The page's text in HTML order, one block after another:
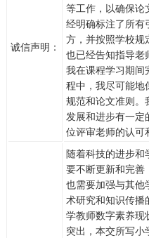
诚信声明：
等工作，以确保论
经明确标注了所有
方，并按照学校规
也已经告知指导老
我在课程学习期间
程中，我尽可能地
规范和论文准则。
发展和进步有一定
位评审老师的认可
随着科技的进步和
要不断更新和完善
也需要加强与其他
术研究和知识传播
学教师数字素养现
突出，本交所写